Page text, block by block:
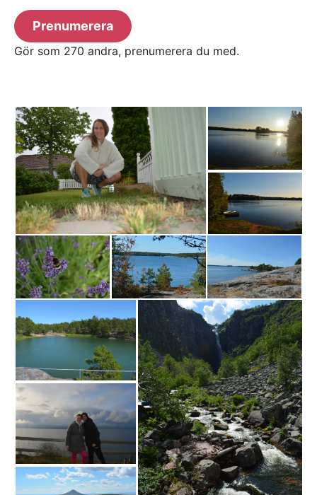
Prenumerera
Gör som 270 andra, prenumerera du med.